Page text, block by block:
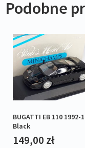
Podobne
BUGATTI EB 110 1992-
Black
149,00 zł